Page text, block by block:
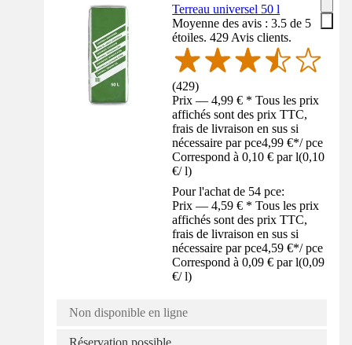
Terreau universel 50 l
Moyenne des avis : 3.5 de 5
étoiles. 429 Avis clients.
(429)
Prix — 4,99 € * Tous les prix
affichés sont des prix TTC,
frais de livraison en sus si
nécessaire par pce4,99 €*/ pce
Correspond à 0,10 € par l(0,10
€/ l)
Pour l'achat de 54 pce:
Prix — 4,59 € * Tous les prix
affichés sont des prix TTC,
frais de livraison en sus si
nécessaire par pce4,59 €*/ pce
Correspond à 0,09 € par l(0,09
€/ l)
Non disponible en ligne